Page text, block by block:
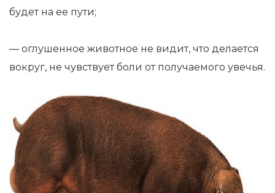
будет на ее пути;
— оглушенное животное не видит, что делается
вокруг, не чувствует боли от получаемого увечья.